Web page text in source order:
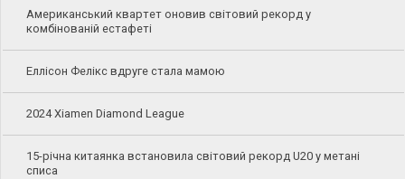
Американський квартет оновив світовий рекорд у
комбінованій естафеті
Еллісон Фелікс вдруге стала мамою
2024 Xiamen Diamond League
15-річна китаянка встановила світовий рекорд U20 у метані
списа